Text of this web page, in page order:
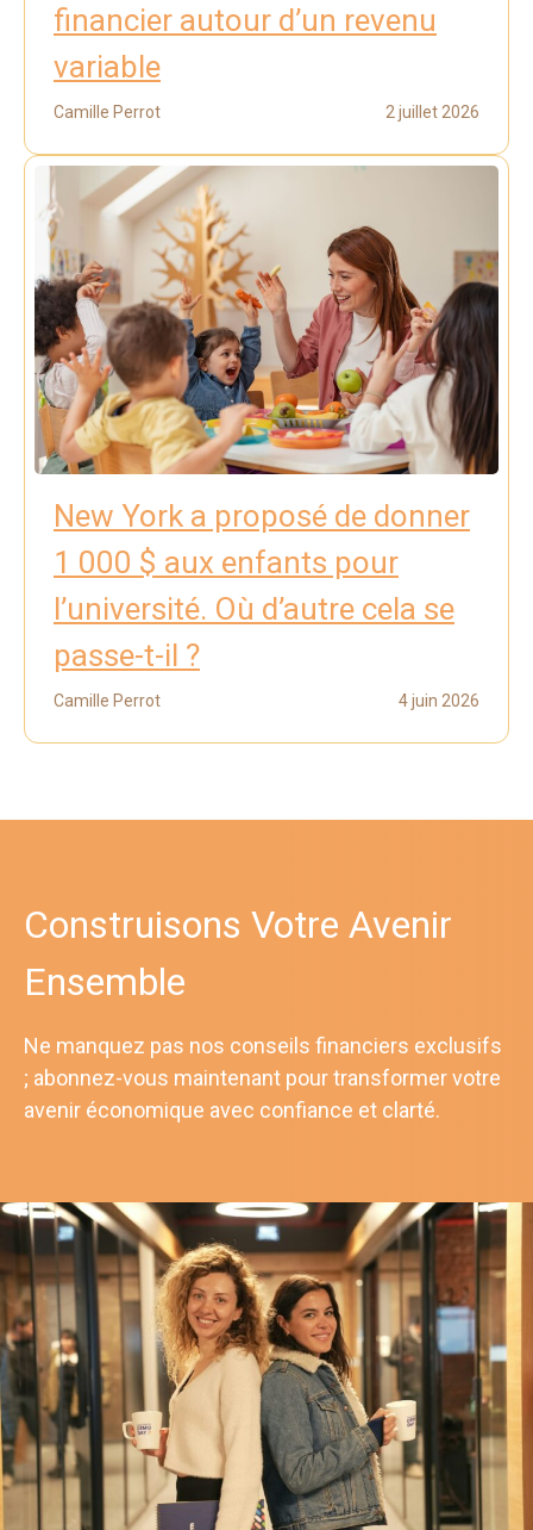
financier autour d’un revenu
variable
Camille Perrot 2 juillet 2026
New York a proposé de donner
1 000 $ aux enfants pour
l’université. Où d’autre cela se
passe-t-il ?
Camille Perrot 4 juin 2026
Construisons Votre Avenir
Ensemble
Ne manquez pas nos conseils financiers exclusifs
; abonnez-vous maintenant pour transformer votre
avenir économique avec confiance et clarté.